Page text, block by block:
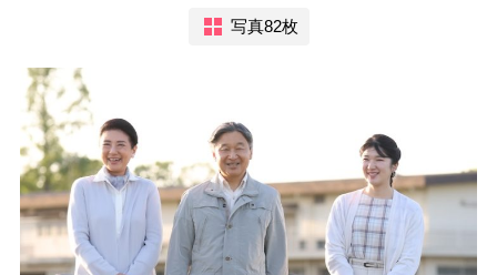
写真82枚